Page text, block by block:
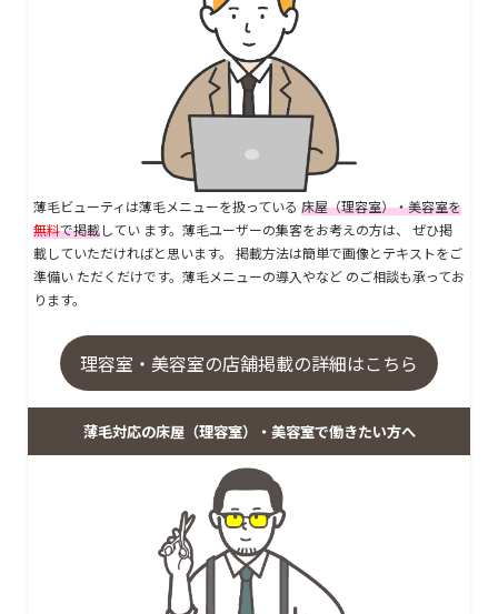
薄毛ビューティは薄毛メニューを扱っている 床屋（理容室）・美容室を
無料で掲載してい ます。薄毛ユーザーの集客をお考えの方は、 ぜひ掲
載していただければと思います。 掲載方法は簡単で画像とテキストをご
準備い ただくだけです。薄毛メニューの導入やなど のご相談も承ってお
ります。
理容室・美容室の店舗掲載の詳細はこちら
薄毛対応の床屋（理容室）・美容室で働きたい方へ